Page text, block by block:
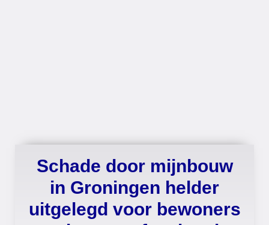
Schade door mijnbouw
in Groningen helder
uitgelegd voor bewoners